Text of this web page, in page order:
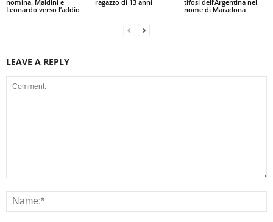
nomina. Maldini e
Leonardo verso l’addio
ragazzo di 13 anni
tifosi dell’Argentina nel
nome di Maradona
LEAVE A REPLY